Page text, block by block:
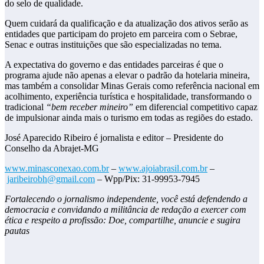
do selo de qualidade.
Quem cuidará da qualificação e da atualização dos ativos serão as
entidades que participam do projeto em parceira com o Sebrae,
Senac e outras instituições que são especializadas no tema.
A expectativa do governo e das entidades parceiras é que o
programa ajude não apenas a elevar o padrão da hotelaria mineira,
mas também a consolidar Minas Gerais como referência nacional em
acolhimento, experiência turística e hospitalidade, transformando o
tradicional “bem receber mineiro” em diferencial competitivo capaz
de impulsionar ainda mais o turismo em todas as regiões do estado.
José Aparecido Ribeiro é jornalista e editor – Presidente do
Conselho da Abrajet-MG
www.minasconexao.com.br– www.ajoiabrasil.com.br–
jaribeirobh@gmail.com – Wpp/Pix: 31-99953-7945
Fortalecendo o jornalismo independente, você está defendendo a
democracia e convidando a militância de redação a exercer com
ética e respeito a profissão: Doe, compartilhe, anuncie e sugira
pautas